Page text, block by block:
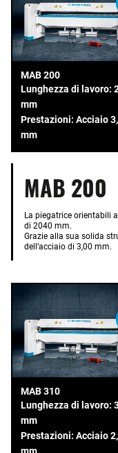
MAB 200
Lunghezza di lavoro:
mm
Prestazioni: Acciaio
mm
MAB 200
La piegatrice orientabili
di 2040 mm.
Grazie alla sua solida
dell’acciaio di 3,00 mm.
MAB 310
Lunghezza di lavoro:
mm
Prestazioni: Acciaio
mm